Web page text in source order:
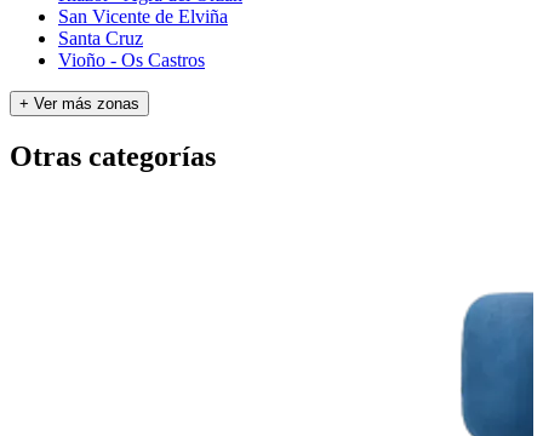
San Vicente de Elviña
Santa Cruz
Vioño - Os Castros
+ Ver más zonas
Otras categorías